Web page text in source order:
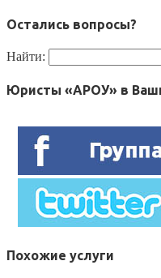
Остались вопросы?
Найти:
Юристы «АРОУ» в
Похожие услуги